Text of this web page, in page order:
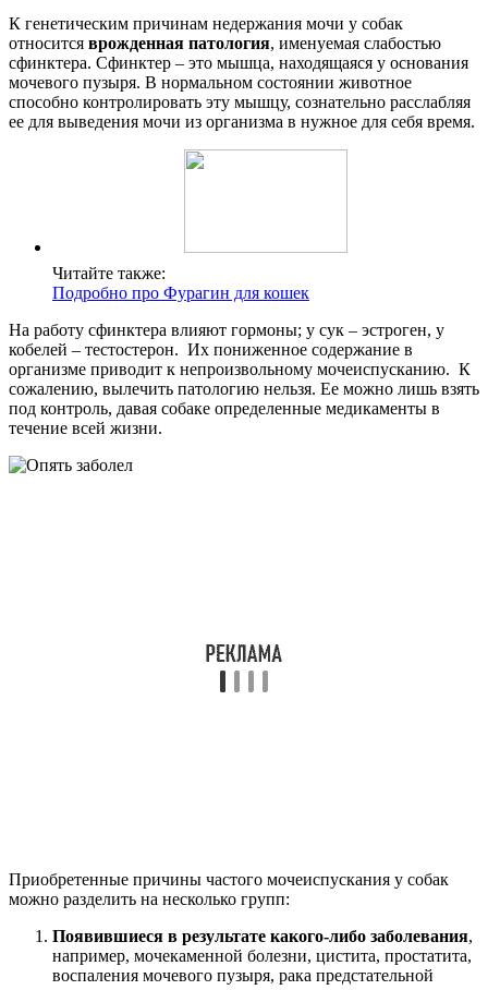
К генетическим причинам недержания мочи у собак
относится врожденная патология, именуемая слабостью
сфинктера. Сфинктер – это мышца, находящаяся у основания
мочевого пузыря. В нормальном состоянии животное
способно контролировать эту мышцу, сознательно расслабляя
ее для выведения мочи из организма в нужное для себя время.
Читайте также:
Подробно про Фурагин для кошек
На работу сфинктера влияют гормоны; у сук – эстроген, у
кобелей – тестостерон. Их пониженное содержание в
организме приводит к непроизвольному мочеиспусканию. К
сожалению, вылечить патологию нельзя. Ее можно лишь взять
под контроль, давая собаке определенные медикаменты в
течение всей жизни.
Приобретенные причины частого мочеиспускания у собак
можно разделить на несколько групп:
Появившиеся в результате какого-либо заболевания,
например, мочекаменной болезни, цистита, простатита,
воспаления мочевого пузыря, рака предстательной